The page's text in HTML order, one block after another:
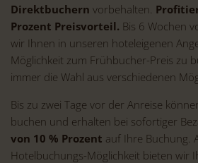
Direktbuchern vorbehalten.
Prozent Preisvorteil. Bis 6 Wochen
wir Ihnen in unseren hoteleigenen
Möglichkeit zum Frühbucher-Preis zu
immer die Wahl aus verschiedenen
Bis zu zwei Tage vor der Anreise
buchen und erhalten bei sofortiger
von 10 % Prozent auf Ihre Buchung.
Hotelbuchungs-Möglichkeit bieten wir